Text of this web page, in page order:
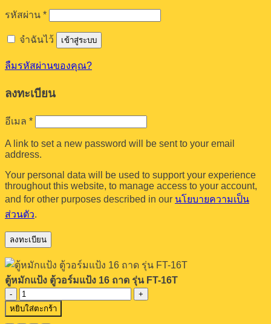
รหัสผ่าน *ต้องการ
จำฉันไว้ เข้าสู่ระบบ
ลืมรหัสผ่านของคุณ?
ลงทะเบียน
อีเมล *ต้องการ
A link to set a new password will be sent to your email
address.
Your personal data will be used to support your experience
throughout this website, to manage access to your account,
and for other purposes described in our นโยบายความเป็น
ส่วนตัว.
ลงทะเบียน
ตู้หมักแป้ง ตู้วอร์มแป้ง 16 ถาด รุ่น FT-16T
จำนวน
ตู้
หยิบใส่ตะกร้า